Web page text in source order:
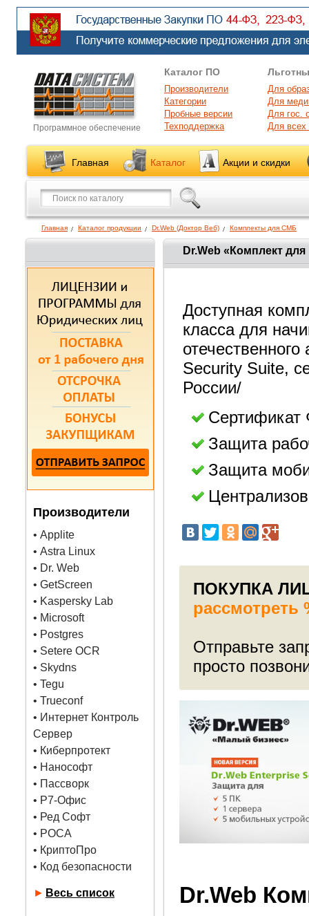
Программное обеспечение
Каталог ПО
Производители
Категории
Пробные версии
Техподдержка
Для
Для
Для гос.
Для
Главная Каталог Акции и скидки
Главная Каталог продукции Dr.Web (Доктор Веб) Комплекты для СМБ
Производители
• Applite
• Astra Linux
• Dr. Web
• GetScreen
• Kaspersky Lab
• Microsoft
• Postgres
• Setere OCR
• Skydns
• Tegu
• Trueconf
• Интернет Контроль
Сервер
• Киберпротект
• Нанософт
• Пассворк
• Р7-Офис
• Ред Софт
• РОСА
• КриптоПро
• Код безопасности
► Весь список
Dr.Web «Комплект
Доступная
класса для
Security Suite,
России/
Защита
Защита
ПОКУПКА
рассмотреть
Отправьте
просто
Dr.Web